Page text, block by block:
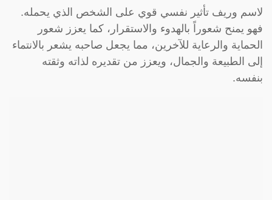
لاسم وريف تأثير نفسي قوي على الشخص الذي يحمله.
فهو يمنح شعوراً بالهدوء والاستقرار، كما يعزز شعور
الحماية والرعاية للآخرين، مما يجعل صاحبه يشعر بالانتماء
إلى الطبيعة والجمال، ويعزز من تقديره لذاته وثقته
بنفسه.